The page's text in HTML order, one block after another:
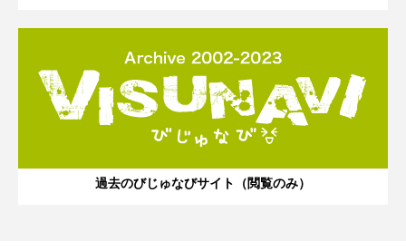
過去のびじゅなびサイト（閲覧のみ）